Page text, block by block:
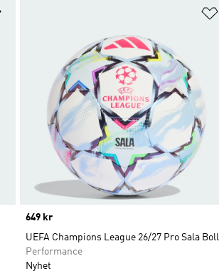
Price
649 kr
UEFA Champions League 26/27 Pro Sala Boll
Performance
Nyhet